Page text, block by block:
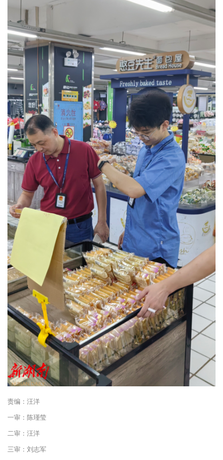
责编：汪洋
一审：陈瑾莹
二审：汪洋
三审：刘志军